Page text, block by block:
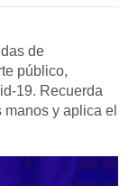
de
público,
19. Recuerda
y aplica el